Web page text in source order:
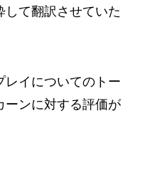
して翻訳させていた
レイについてのトー
ーンに対する評価が